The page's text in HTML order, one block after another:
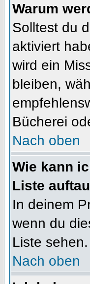
Warum
Solltest du
aktiviert
wird ein
bleiben,
Bücherei
Nach oben
Wie kann
Liste
In deinem
wenn du
Liste
Nach oben